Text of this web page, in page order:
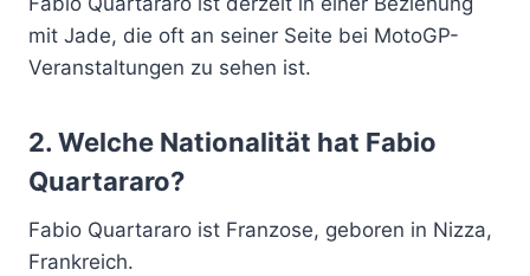
mit Jade, die oft an seiner Seite bei MotoGP-
Veranstaltungen zu sehen ist.
2. Welche Nationalität hat Fabio
Quartararo?
Fabio Quartararo ist Franzose, geboren in Nizza,
Frankreich.